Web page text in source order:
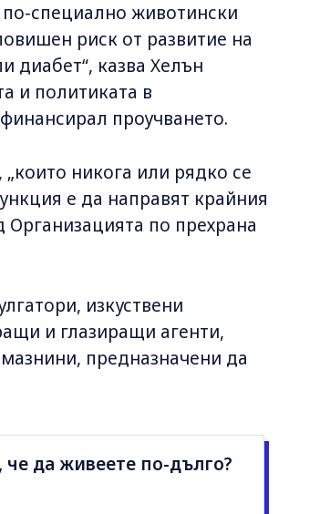
специално животински
риск от развитие на
диабет“, казва Хелън
и политиката в
проучването.
никога или рядко се
е да направят крайния
по прехрана
изкуствени
и глазиращи агенти,
предназначени да
че да живеете по-дълго?